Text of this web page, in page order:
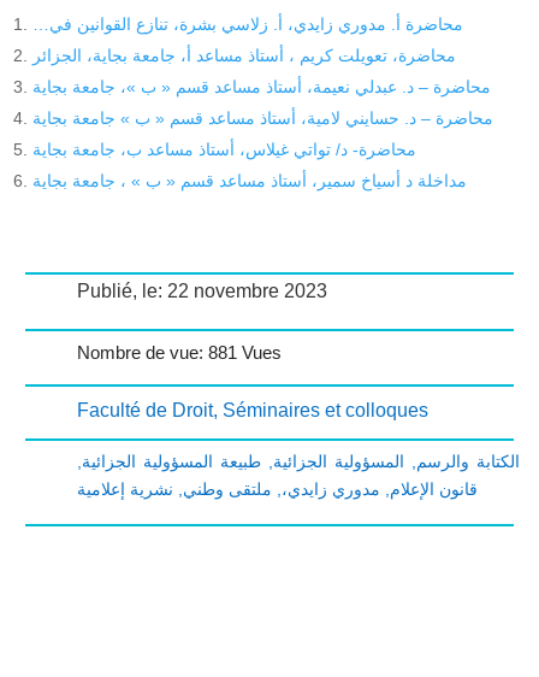
…محاضرة أ. مدوري زايدي، أ. زلاسي بشرة، تنازع القوانين في
محاضرة، تعويلت كريم ، أستاذ مساعد أ، جامعة بجاية، الجزائر
محاضرة – د. عبدلي نعيمة، أستاذ مساعد قسم « ب »، جامعة بجاية
محاضرة – د. حسايني لامية، أستاذ مساعد قسم « ب » جامعة بجاية
محاضرة- د/ تواتي غيلاس، أستاذ مساعد ب، جامعة بجاية
مداخلة د أسياخ سمير، أستاذ مساعد قسم « ب » ، جامعة بجاية
Publié, le: 22 novembre 2023
Nombre de vue: 881 Vues
Faculté de Droit, Séminaires et colloques
الكتابة والرسم المسؤولية الجزائية ,طبيعة المسؤولية الجزائية
قانون الإعلام
مدوري زايدي، ملتقى وطني نشرية إعلامية